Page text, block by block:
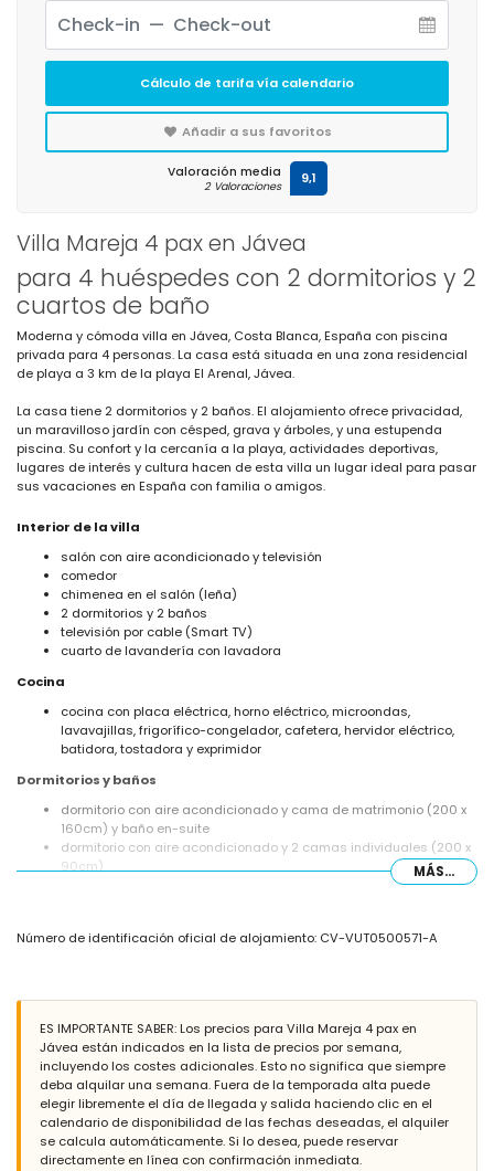
Villa Mareja 4 pax en Jávea
para 4 huéspedes con 2 dormitorios y 2
cuartos de baño
Moderna y cómoda villa en Jávea, Costa Blanca, España con piscina
privada para 4 personas. La casa está situada en una zona residencial
de playa a 3 km de la playa El Arenal, Jávea.
La casa tiene 2 dormitorios y 2 baños. El alojamiento ofrece privacidad,
un maravilloso jardín con césped, grava y árboles, y una estupenda
piscina. Su confort y la cercanía a la playa, actividades deportivas,
lugares de interés y cultura hacen de esta villa un lugar ideal para pasar
sus vacaciones en España con familia o amigos.
Interior de la villa
salón con aire acondicionado y televisión
comedor
chimenea en el salón (leña)
2 dormitorios y 2 baños
televisión por cable (Smart TV)
cuarto de lavandería con lavadora
Cocina
cocina con placa eléctrica, horno eléctrico, microondas,
lavavajillas, frigorífico-congelador, cafetera, hervidor eléctrico,
batidora, tostadora y exprimidor
Dormitorios y baños
dormitorio con aire acondicionado y cama de matrimonio (200 x
160cm) y baño en-suite
dormitorio con aire acondicionado y 2 camas individuales (200 x
90cm)
Exterior de la villa
maravilloso jardín con césped, grava, árboles y mobiliario de
jardín con tumbonas
3 terrazas, de las cuales 1 está cubierta
barbacoa
ducha exterior
zona de estar y comedor al aire libre
Más información
pueblo más cercano: Jávea (a menos de 5 kilómetros de la villa)
MÁS...
Número de identificación oficial de alojamiento: CV-VUT0500571-A
ES IMPORTANTE SABER: Los precios para Villa Mareja 4 pax en
Jávea están indicados en la lista de precios por semana,
incluyendo los costes adicionales. Esto no significa que siempre
deba alquilar una semana. Fuera de la temporada alta puede
elegir libremente el día de llegada y salida haciendo clic en el
calendario de disponibilidad de las fechas deseadas, el alquiler
se calcula automáticamente. Si lo desea, puede reservar
directamente en línea con confirmación inmediata.
Cálculo de tarifa vía calendario
Añadir a sus favoritos
Valoración media
2 Valoraciones 9,1